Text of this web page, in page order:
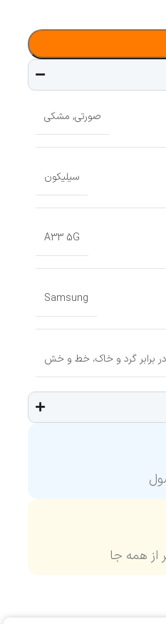
صورتی, مشکی
سیلیکون
A33 5G
Samsung
برابر گرد و خاک، خط و خش
همه جا